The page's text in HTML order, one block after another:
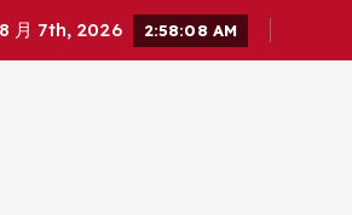
月 7th, 2026 2:58:09 AM